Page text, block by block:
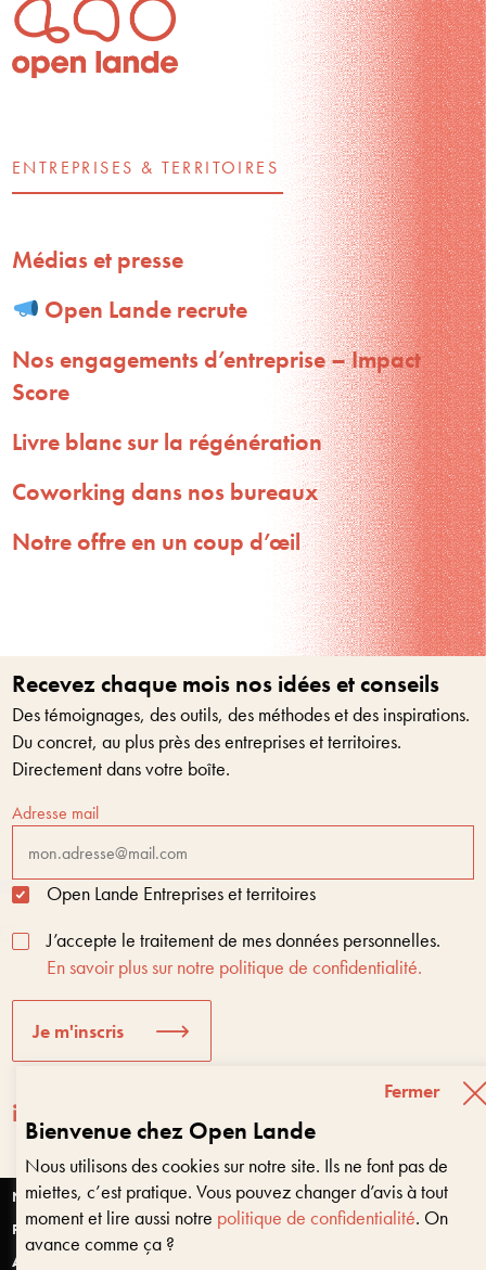
Nous vous aidons à être encore là dans 10 ans
?
ENTREPRISES & TERRITOIRES
Médias et presse
Open Lande recrute
Nos engagements d’entreprise – Impact
Score
Livre blanc sur la régénération
Coworking dans nos bureaux
Notre offre en un coup d’œil
Recevez chaque mois nos idées et conseils
Des témoignages, des outils, des méthodes et des inspirations.
Du concret, au plus près des entreprises et territoires.
Directement dans votre boîte.
Adresse mail
Open Lande Entreprises et territoires
J’accepte le traitement de mes données personnelles.
En savoir plus sur notre politique de confidentialité.
Je m'inscris
Nantes
Paris
Anjou
Bienvenue chez Open Lande
Fermer
Nous utilisons des cookies sur notre site. Ils ne font pas de
miettes, c’est pratique. Vous pouvez changer d’avis à tout
moment et lire aussi notre politique de confidentialité. On
avance comme ça ?